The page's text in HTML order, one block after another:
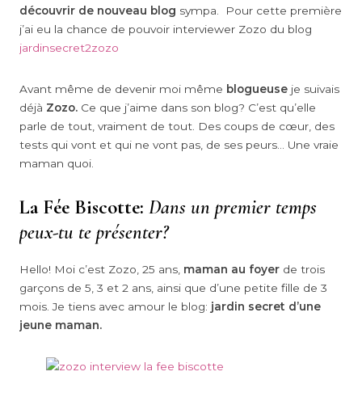
découvrir de nouveau blog sympa. Pour cette première
j’ai eu la chance de pouvoir interviewer Zozo du blog
jardinsecret2zozo
Avant même de devenir moi même blogueuse je suivais
déjà Zozo. Ce que j’aime dans son blog? C’est qu’elle
parle de tout, vraiment de tout. Des coups de cœur, des
tests qui vont et qui ne vont pas, de ses peurs… Une vraie
maman quoi.
La Fée Biscotte: Dans un premier temps
peux-tu te présenter?
Hello! Moi c’est Zozo, 25 ans, maman au foyer de trois
garçons de 5, 3 et 2 ans, ainsi que d’une petite fille de 3
mois. Je tiens avec amour le blog: jardin secret d’une
jeune maman.